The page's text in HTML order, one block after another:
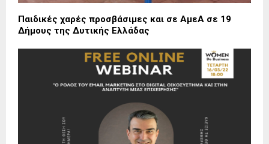
Παιδικές χαρές προσβάσιμες και σε ΑμεΑ σε 19
Δήμους της Δυτικής Ελλάδας